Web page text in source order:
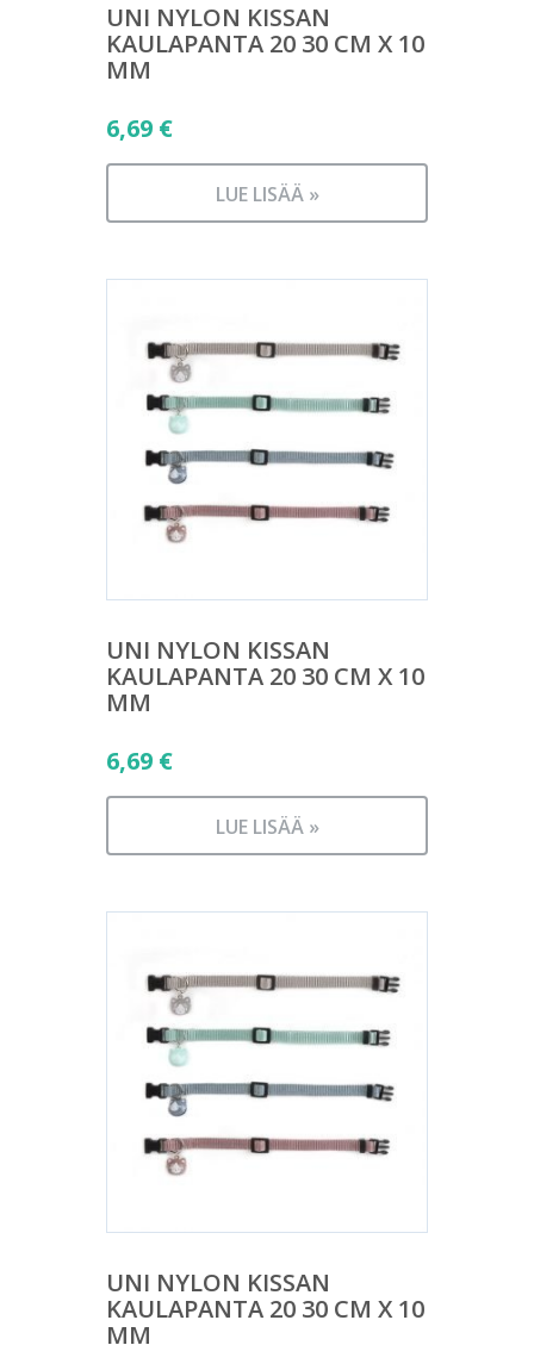
UNI NYLON KISSAN
KAULAPANTA 20 30 CM X 10
MM
6,69 €
LUE LISÄÄ »
UNI NYLON KISSAN
KAULAPANTA 20 30 CM X 10
MM
6,69 €
LUE LISÄÄ »
UNI NYLON KISSAN
KAULAPANTA 20 30 CM X 10
MM